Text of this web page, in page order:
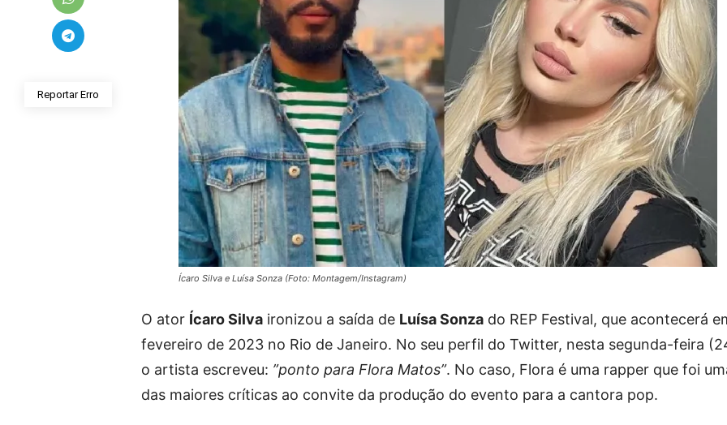
Reportar Erro
Ícaro Silva e Luísa Sonza (Foto: Montagem/Instagram)
O ator Ícaro Silva ironizou a saída de Luísa Sonza do REP Festival, que acontecerá
fevereiro de 2023 no Rio de Janeiro. No seu perfil do Twitter, nesta segunda-feira
o artista escreveu: ”ponto para Flora Matos”. No caso, Flora é uma rapper que foi
das maiores críticas ao convite da produção do evento para a cantora pop.